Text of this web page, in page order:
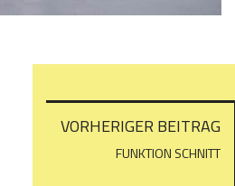
VORHERIGER BEITRAG
FUNKTION SCHNITT